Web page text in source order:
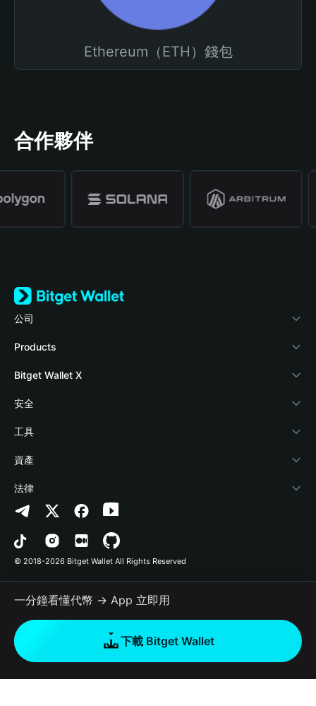
Ethereum（ETH）錢包
合作夥伴
公司
關於 Bitget Wallet
部落格
學院
加密資訊
幫助中心
‌聯繫我們
品牌資源
工作機會
Products
Crypto Card
Stablecoin Earn
Payfi Crypto
Crypto Swap API
Altcoin Season Index
Prediction Markets
DApp
RWA
如何購買加密貨幣
Bitget Wallet X
開發者文件
連接錢包
Bitget Wallet Pay
合作上架
安全
風險保障基金
安全防護技術
工具
快捷買幣
授權檢測
合約檢測
批次轉帳
資產
Arbitrum
Avalanche
Bitcoin
Polygon
法律
隱私協議
用戶使用協議
© 2018-2026 Bitget Wallet All Rights Reserved
一分鐘看懂代幣 → App 立即用
下載 Bitget Wallet